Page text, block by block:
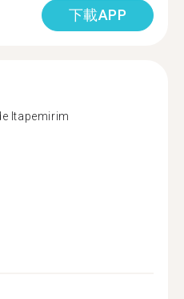
下載APP
Itapemirim